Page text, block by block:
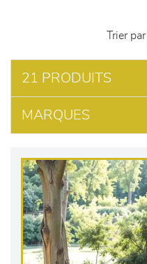
literie
décoration
Trier par
21 PRODUITS
MARQUES